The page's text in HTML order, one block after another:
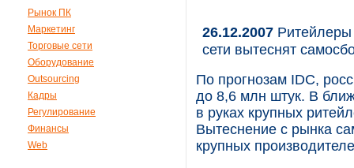
Рынок ПК
Маркетинг
Торговые сети
Оборудование
Outsourcing
Кадры
Регулирование
Финансы
Web
26.12.2007
сети вытеснят
По прогнозам IDC,
до 8,6 млн штук. В
в руках крупных
Вытеснение с рынка
крупных